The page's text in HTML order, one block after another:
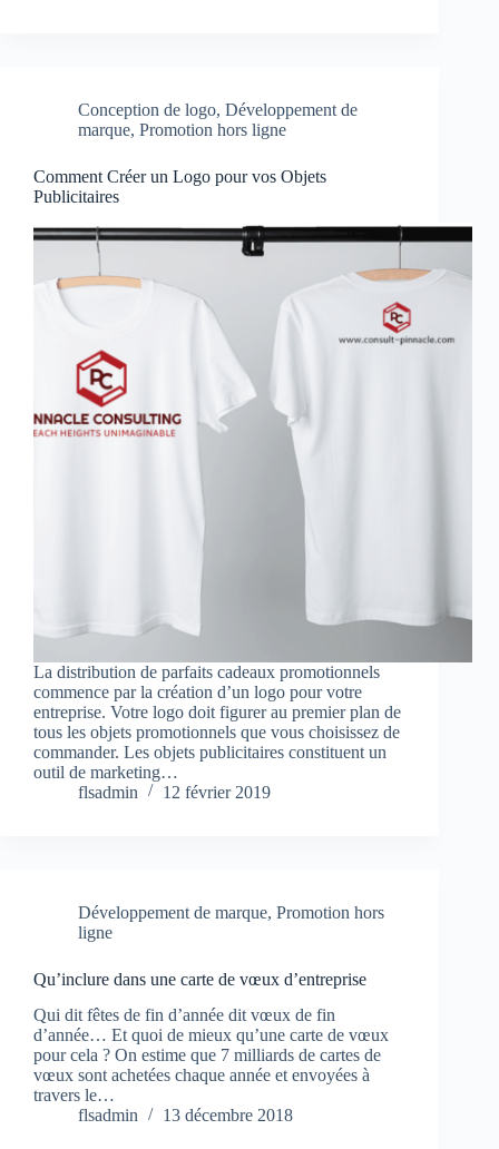
Conception de logo, Développement de
marque, Promotion hors ligne
Comment Créer un Logo pour vos Objets
Publicitaires
La distribution de parfaits cadeaux promotionnels
commence par la création d’un logo pour votre
entreprise. Votre logo doit figurer au premier plan de
tous les objets promotionnels que vous choisissez de
commander. Les objets publicitaires constituent un
outil de marketing…
flsadmin
12 février 2019
Développement de marque, Promotion hors
ligne
Qu’inclure dans une carte de vœux d’entreprise
Qui dit fêtes de fin d’année dit vœux de fin
d’année… Et quoi de mieux qu’une carte de vœux
pour cela ? On estime que 7 milliards de cartes de
vœux sont achetées chaque année et envoyées à
travers le…
flsadmin
13 décembre 2018